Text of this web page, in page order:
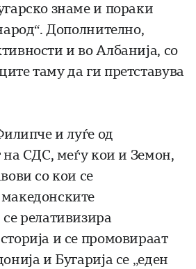
знаме и пораки
Дополнително,
и во Албанија, со
таму да ги претставува
и луѓе од
на СДС, меѓу кои и Земон,
со кои се
релативизира
и се промовираат
и Бугарија се „еден